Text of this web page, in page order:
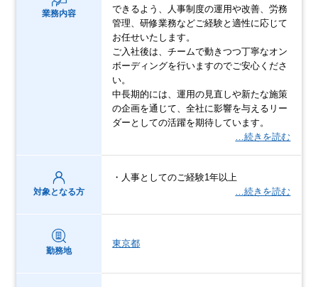
業務内容
できるよう、人事制度の運用や改善、労務
管理、研修業務などご経験と適性に応じて
お任せいたします。
ご入社後は、チームで動きつつ丁寧なオン
ボーディングを行いますのでご安心くださ
い。
中長期的には、運用の見直しや新たな施策
の企画を通じて、全社に影響を与えるリー
ダーとしての活躍を期待しています。
…続きを読む
対象となる方
・人事としてのご経験1年以上
…続きを読む
勤務地
東京都